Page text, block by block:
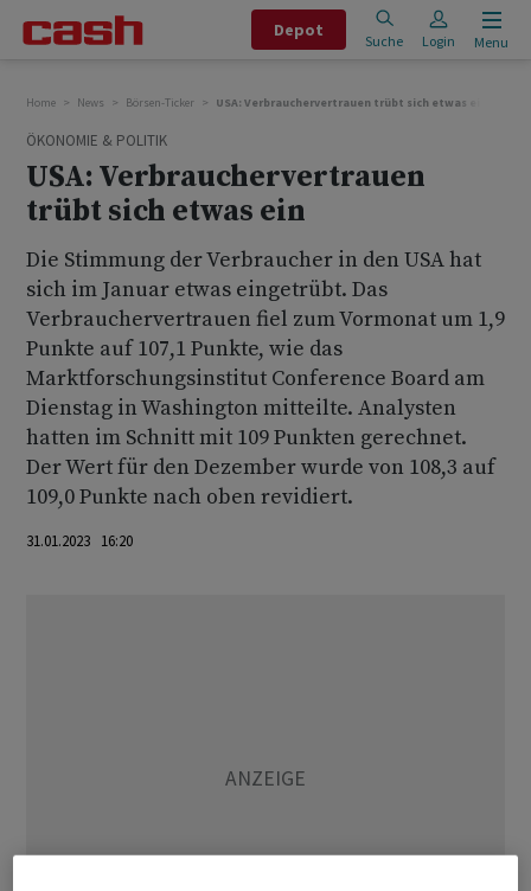
Depot
Suche Login Menu
Home News Börsen-Ticker USA: Verbrauchervertrauen trübt sich etwas ein
ÖKONOMIE & POLITIK
USA: Verbrauchervertrauen
trübt sich etwas ein
Die Stimmung der Verbraucher in den USA hat
sich im Januar etwas eingetrübt. Das
Verbrauchervertrauen fiel zum Vormonat um 1,9
Punkte auf 107,1 Punkte, wie das
Marktforschungsinstitut Conference Board am
Dienstag in Washington mitteilte. Analysten
hatten im Schnitt mit 109 Punkten gerechnet.
Der Wert für den Dezember wurde von 108,3 auf
109,0 Punkte nach oben revidiert.
31.01.2023 16:20